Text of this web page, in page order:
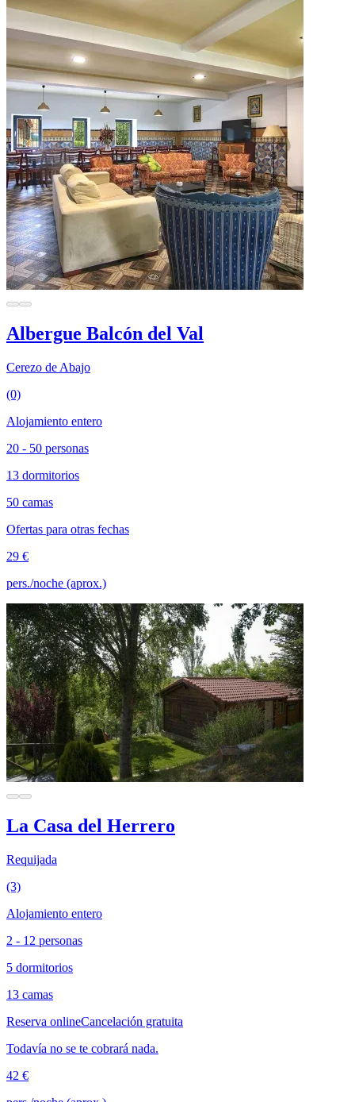
Albergue Balcón del Val
Cerezo de Abajo
(0)
Alojamiento entero
20 - 50 personas
13 dormitorios
50 camas
Ofertas para otras fechas
29 €
pers./noche (aprox.)
La Casa del Herrero
Requijada
(3)
Alojamiento entero
2 - 12 personas
5 dormitorios
13 camas
Reserva onlineCancelación gratuita
Todavía no se te cobrará nada.
42 €